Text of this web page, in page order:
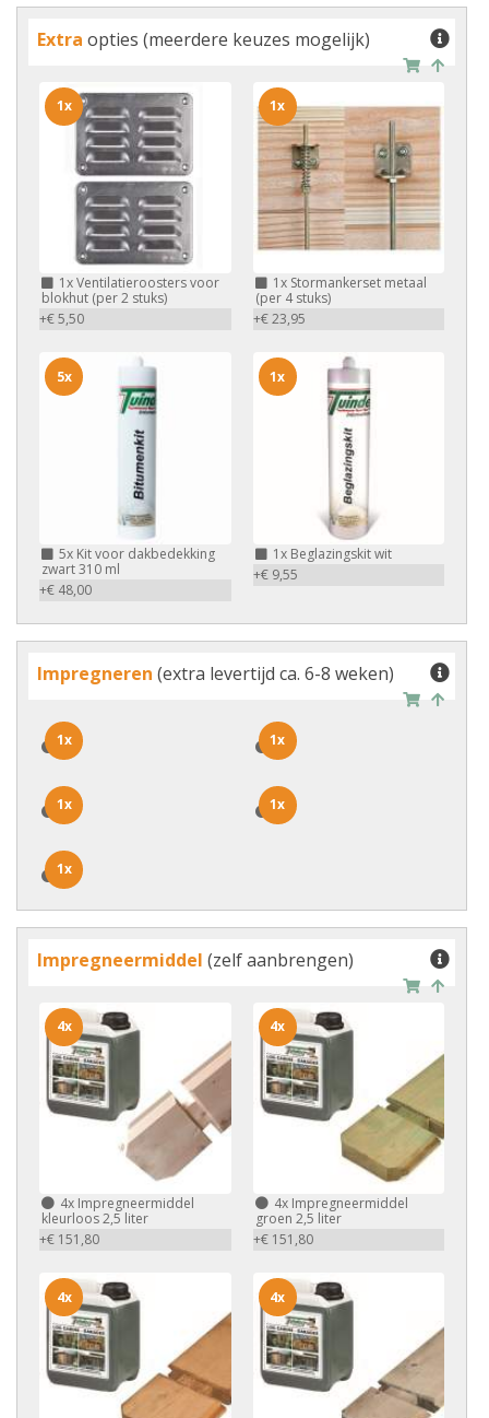
Extra opties (meerdere keuzes mogelijk)
1xVentilatieroosters voor
blokhut (per 2 stuks)
+€ 5,50
1x
1xStormankerset metaal
(per 4 stuks)
+€ 23,95
1x
5x Kit voor dakbedekking
zwart 310 ml
+€ 48,00
5x
1xBeglazingskit wit
+€ 9,55
1x
Impregneren (extra levertijd ca. 6-8 weken)
1x
1x 1x
1x
1x
1x 1x
1x
1x
1x
Impregneermiddel (zelf aanbrengen)
4x Impregneermiddel
kleurloos 2,5 liter
+€ 151,80
4x
4xImpregneermiddel
groen 2,5 liter
+€ 151,80
4x
4x 4x